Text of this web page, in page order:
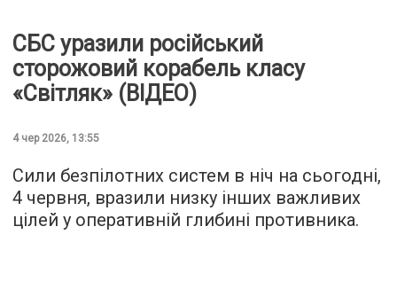
СБС уразили російський
сторожовий корабель класу
«Світляк» (ВІДЕО)
4 чер 2026, 13:55
Сили безпілотних систем в ніч на сьогодні,
4 червня, вразили низку інших важливих
цілей у оперативній глибині противника.